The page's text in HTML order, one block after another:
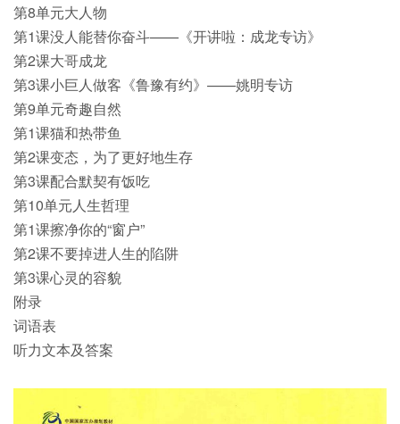
第8单元大人物
第1课没人能替你奋斗——《开讲啦：成龙专访》
第2课大哥成龙
第3课小巨人做客《鲁豫有约》——姚明专访
第9单元奇趣自然
第1课猫和热带鱼
第2课变态，为了更好地生存
第3课配合默契有饭吃
第10单元人生哲理
第1课擦净你的“窗户”
第2课不要掉进人生的陷阱
第3课心灵的容貌
附录
词语表
听力文本及答案